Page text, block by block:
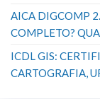
AICA DIGCOMP
COMPLETO?
ICDL GIS:
CARTOGRAFIA,